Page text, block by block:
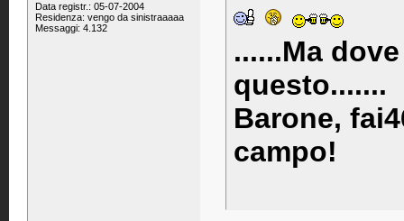
Data registr.: 05-07-2004
Residenza: vengo da sinistraaaaa
Messaggi: 4.132
......Ma
questo.......
Barone,
campo!